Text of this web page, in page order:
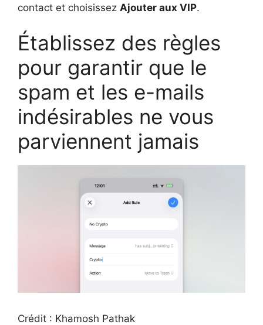
contact et choisissez Ajouter aux VIP.
Établissez des règles
pour garantir que le
spam et les e-mails
indésirables ne vous
parviennent jamais
Crédit : Khamosh Pathak